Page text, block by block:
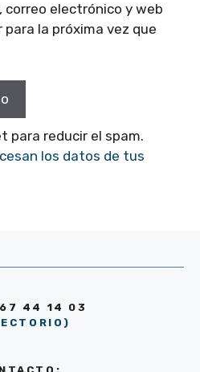
correo electrónico y web
la próxima vez que
para reducir el spam.
los datos de tus
44 14 03